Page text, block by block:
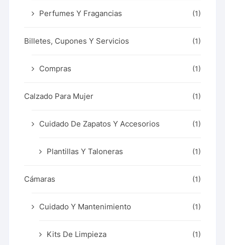
Perfumes Y Fragancias (1)
Billetes, Cupones Y Servicios (1)
Compras (1)
Calzado Para Mujer (1)
Cuidado De Zapatos Y Accesorios (1)
Plantillas Y Taloneras (1)
Cámaras (1)
Cuidado Y Mantenimiento (1)
Kits De Limpieza (1)